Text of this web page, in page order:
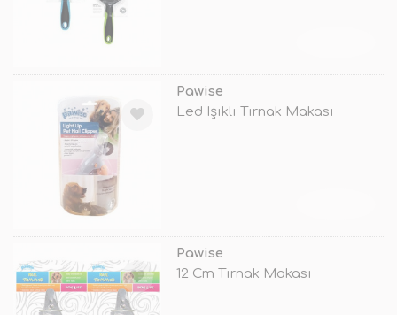
Pawise
Led Işıklı Tırnak Makası
Pawise
12 Cm Tırnak Makası